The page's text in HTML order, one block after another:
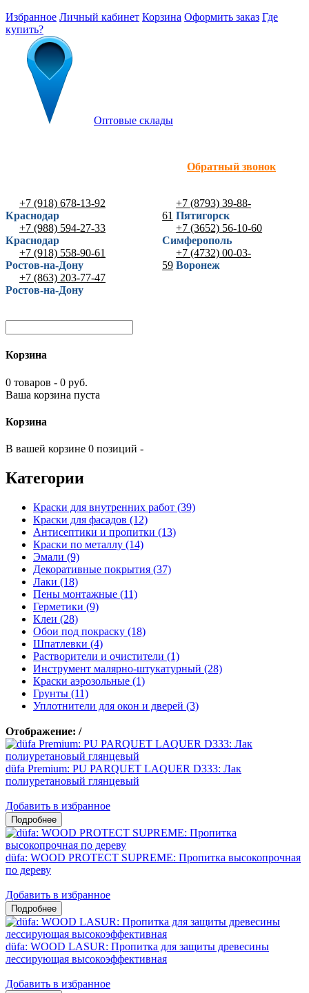
Избранное Личный кабинет Корзина Оформить заказ Где
купить?
Оптовые склады
Обратный звонок
+7 (918) 678-13-92
Краснодар
+7 (988) 594-27-33
Краснодар
+7 (918) 558-90-61
Ростов-на-Дону
+7 (863) 203-77-47
Ростов-на-Дону
+7 (8793) 39-88-
61 Пятигорск
+7 (3652) 56-10-60
Симферополь
+7 (4732) 00-03-
59 Воронеж
Корзина
0 товаров - 0 руб.
Ваша корзина пуста
Корзина
В вашей корзине 0 позиций -
Категории
Краски для внутренних работ (39)
Краски для фасадов (12)
Антисептики и пропитки (13)
Краски по металлу (14)
Эмали (9)
Декоративные покрытия (37)
Лаки (18)
Пены монтажные (11)
Герметики (9)
Клеи (28)
Обои под покраску (18)
Шпатлевки (4)
Растворители и очистители (1)
Инструмент малярно-штукатурный (28)
Краски аэрозольные (1)
Грунты (11)
Уплотнители для окон и дверей (3)
Отображение: /
düfa Premium: PU PARQUET LAQUER D333: Лак
полиуретановый глянцевый
Добавить в избранное
düfa: WOOD PROTECT SUPREME: Пропитка высокопрочная
по дереву
Добавить в избранное
düfa: WOOD LASUR: Пропитка для защиты древесины
лессирующая высокоэффективная
Добавить в избранное